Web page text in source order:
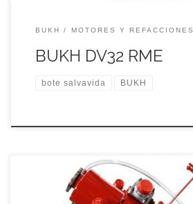
BUKH MOTORES Y REFACCIONES
BUKH DV32 RME
bote salvavida BUKH